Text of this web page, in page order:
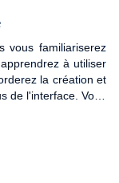
vous familiariserez
à utiliser
la création et
de l'interface. Vous
de OneNote,
n'hésitez plus